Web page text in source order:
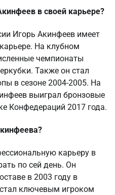
в своей карьере?
Игорь Акинфеев имеет
На клубном
чемпионаты
Также он стал
в сезоне 2004-2005. На
выиграл бронзовые
Конфедераций 2017 года.
карьеру в
по сей день. Он
в 2003 году в
стал ключевым игроком